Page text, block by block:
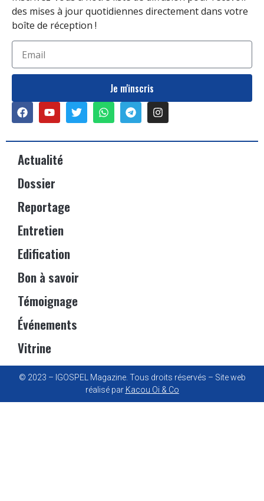
des mises à jour quotidiennes directement dans votre
boîte de réception !
Je m'inscris
Actualité
Dossier
Reportage
Entretien
Edification
Bon à savoir
Témoignage
Événements
Vitrine
© 2023 – IGOSPEL Magazine. Tous droits réservés – Site web
réalisé par Kacou Oi & Co